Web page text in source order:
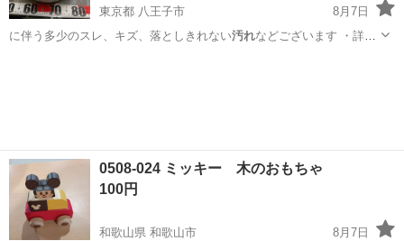
東京都 八王子市
8月7日
に伴う多少のスレ、キズ、落としきれない汚れなどございます ・詳細
0508-024 ミッキー 木のおもちゃ
100円
和歌山県 和歌山市
8月7日